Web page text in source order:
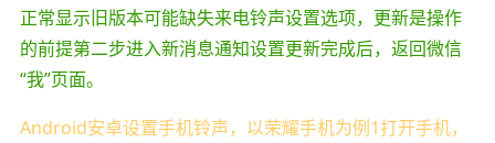
正常显示旧版本可能缺失来电铃声设置选项，更新是操作
的前提第二步进入新消息通知设置更新完成后，返回微信
“我”页面。
Android安卓设置手机铃声，以荣耀手机为例1打开手机，